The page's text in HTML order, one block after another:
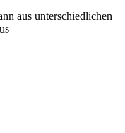
aus unterschiedlichen